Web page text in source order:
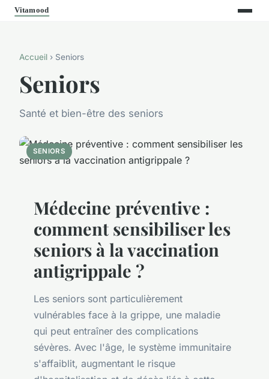
Accueil › Seniors
Seniors
Santé et bien-être des seniors
SENIORS
Médecine préventive :
comment sensibiliser les
seniors à la vaccination
antigrippale ?
Les seniors sont particulièrement
vulnérables face à la grippe, une maladie
qui peut entraîner des complications
sévères. Avec l'âge, le système immunitaire
s'affaiblit, augmentant le risque